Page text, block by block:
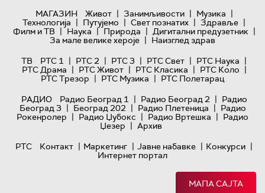
МАГАЗИН
Живот | Занимљивости | Музика |
Технологијa | Путујемо | Свет познатих | Здравље |
Филм и ТВ | Наука | Природа | Дигитални предузетник |
За мале велике хероје | Наизглед здрав
ТВ
РТС 1 | РТС 2 | РТС 3 | РТС Свет | РТС Наука |
РТС Драма | РТС Живот | РТС Класика | РТС Коло |
РТС Трезор | РТС Музика | РТС Полетарац
РАДИО
Радио Београд 1 | Радио Београд 2 | Радио
Београд 3 | Београд 202 | Радио Плетеница | Радио
Рокенролер | Радио Џубокс | Радио Вртешка | Радио
Џезер | Архив
РТС
Контакт | Маркетинг | Јавне набавке | Конкурси |
Интернет портал
МАПА САЈТА